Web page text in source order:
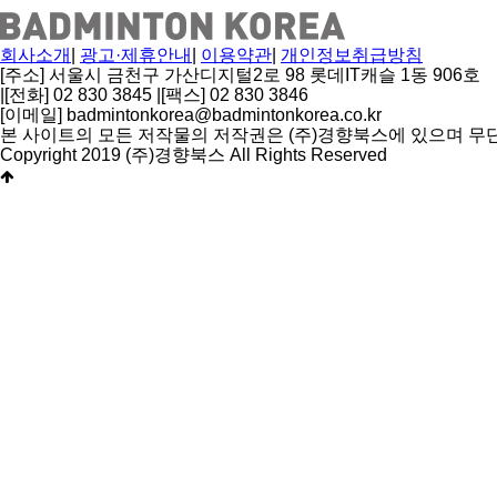
색
회사소개 광고·제휴안내 이용약관 개인정보취급방침
[주소] 서울시 금천구 가산디지털2로 98 롯데IT캐슬 1동 906호
[전화] 02 830 3845 [팩스] 02 830 3846
[이메일] badmintonkorea@badmintonkorea.co.kr
본 사이트의 모든 저작물의 저작권은 (주)경향북스에 있으며 무
Copyright 2019 (주)경향북스 All Rights Reserved
상